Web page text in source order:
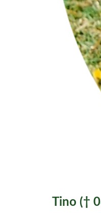
Tino (†